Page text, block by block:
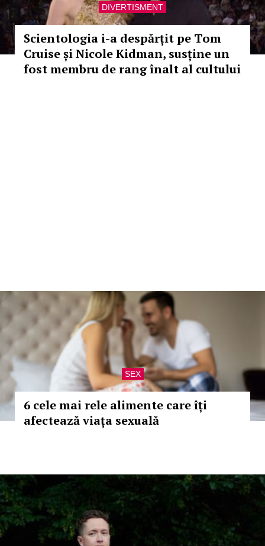
DIVERTISMENT
Scientologia i-a despărțit pe Tom
Cruise și Nicole Kidman, susține un
fost membru de rang înalt al cultului
SEX
6 cele mai rele alimente care îți
afectează viața sexuală